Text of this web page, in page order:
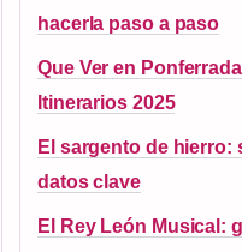
hacerla paso a paso
Que Ver en
Itinerarios 2025
El sargento de
datos clave
El Rey León Musical: